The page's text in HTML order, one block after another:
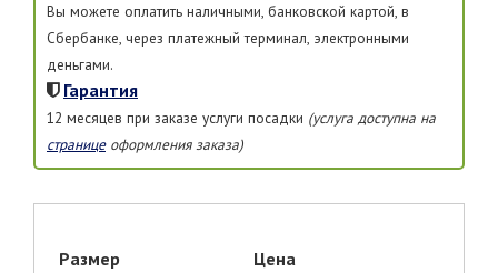
Вы можете оплатить наличными, банковской картой, в
Сбербанке, через платежный терминал, электронными
деньгами.
Гарантия
12 месяцев при заказе услуги посадки (услуга доступна на
страницеоформления заказа)
Размер Цена